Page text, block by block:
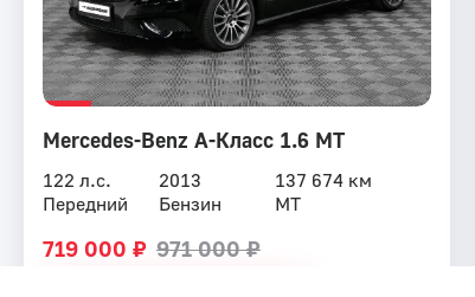
Mercedes-Benz A-Класс 1.6 MT
122 л.с. 2013
137 674 км
Передний
Бензин MT
719 000 ₽ 971 000 ₽